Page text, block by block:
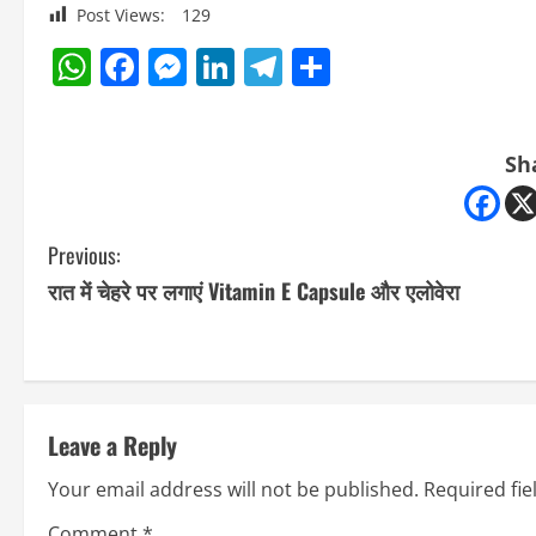
Post Views: 129
WhatsApp
Facebook
Messenger
LinkedIn
Telegram
C
o
i
n
Previous:
रात में चेहरे पर लगाएं Vitamin E Capsule और एलोवेरा
Leave a Reply
Your email address will not be published. Required